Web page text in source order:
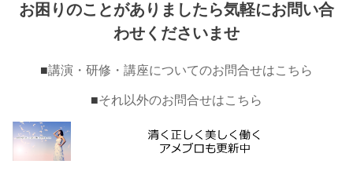
お困りのことがありましたら気軽にお問い合
わせくださいませ
■講演・研修・講座についてのお問合せはこちら
■それ以外のお問合せはこちら